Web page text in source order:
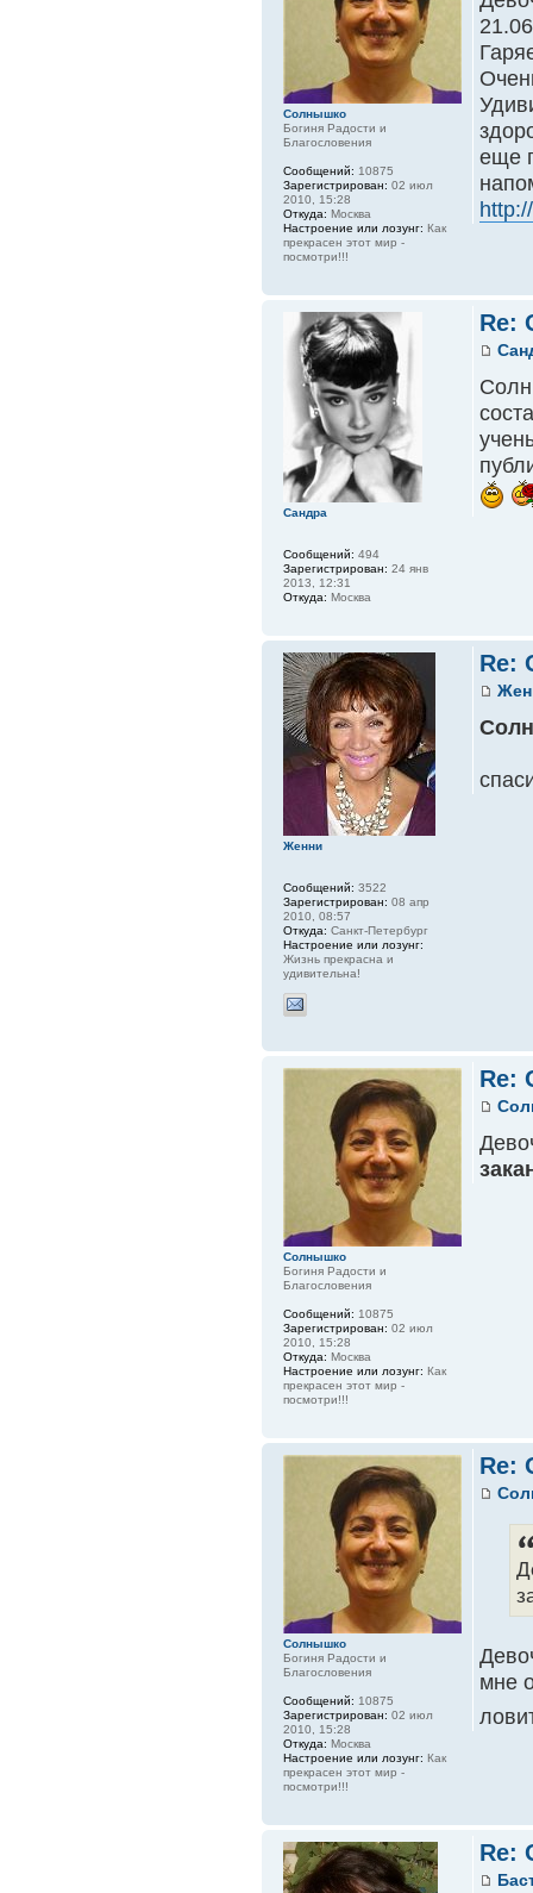
еще
Солнышко
Богиня Радости и
Благословения
Сообщений: 10875
Зарегистрирован: 02 июл
2010, 15:28
Откуда: Москва
Настроение или лозунг: Как
прекрасен этот мир -
посмотри!!!
Re:
Сандра
Сообщений: 494
Зарегистрирован: 24 янв
2013, 12:31
Откуда: Москва
Re:
Женни
Сообщений: 3522
Зарегистрирован: 08 апр
2010, 08:57
Откуда: Санкт-Петербург
Настроение или лозунг:
Жизнь прекрасна и
удивительна!
Re:
Солнышко
Богиня Радости и
Благословения
Сообщений: 10875
Зарегистрирован: 02 июл
2010, 15:28
Откуда: Москва
Настроение или лозунг: Как
прекрасен этот мир -
посмотри!!!
Re:
мне
Солнышко
Богиня Радости и
Благословения
Сообщений: 10875
Зарегистрирован: 02 июл
2010, 15:28
Откуда: Москва
Настроение или лозунг: Как
прекрасен этот мир -
посмотри!!!
Re: